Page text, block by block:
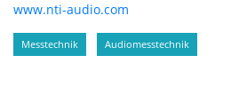
www.nti-audio.com
Messtechnik Audiomesstechnik